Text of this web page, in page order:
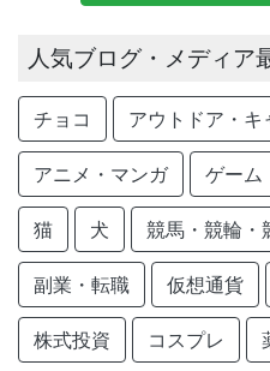
人気ブログ・メディア
チョコ アウトドア・キ
アニメ・マンガ ゲーム
猫 犬 競馬・競輪・
副業・転職 仮想通貨
株式投資 コスプレ